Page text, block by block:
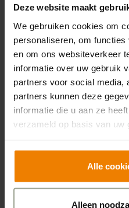
Deze website maakt
We gebruiken cookies om
personaliseren, om
en om ons websiteverkeer
informatie over uw gebruik
partners voor social media,
partners kunnen deze
informatie die u aan ze
verzameld op basis van uw
Alle
Alleen
Uw e-mailadres
Ik ga akkoord met
opslaan van mijn
gegevens zoals
omschreven in de